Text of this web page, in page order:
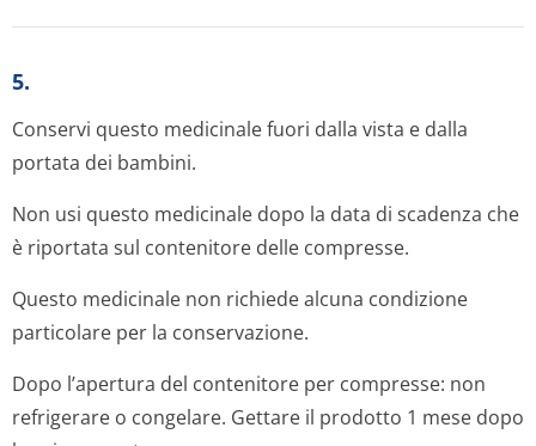
5.
Conservi questo medicinale fuori dalla vista e dalla
portata dei bambini.
Non usi questo medicinale dopo la data di scadenza che
è riportata sul contenitore delle compresse.
Questo medicinale non richiede alcuna condizione
particolare per la conservazione.
Dopo l’apertura del contenitore per compresse: non
refrigerare o congelare. Gettare il prodotto 1 mese dopo